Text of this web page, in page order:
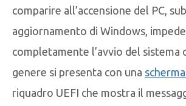
comparire all’accensione del PC,
aggiornamento di Windows,
completamente l’avvio del sistema
genere si presenta con una
riquadro UEFI che mostra il